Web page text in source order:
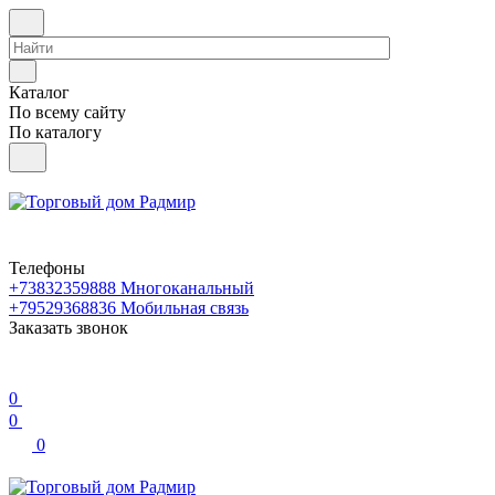
Каталог
По всему сайту
По каталогу
Телефоны
+73832359888 Многоканальный
+79529368836 Мобильная связь
Заказать звонок
0
0
0